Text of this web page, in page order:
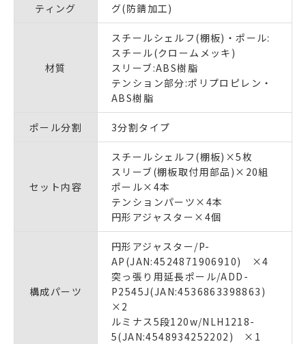
ティング
グ(防錆加工)
材質
スチールシェルフ(棚板)・ポール:
スチール(クロームメッキ)
スリーブ:ABS樹脂
テンション部分:ポリプロピレン・
ABS樹脂
ポール分割 3分割タイプ
セット内容
スチールシェルフ(棚板)×5枚
スリーブ(棚板取付用部品)×20組
ポール×4本
テンションパーツ×4本
円形アジャスター×4個
構成パーツ
円形アジャスター/P-
AP(JAN:4524871906910) ×4
突っ張り用延長ポール/ADD-
P2545J(JAN:4536863398863)
×2
ルミナス5段120w/NLH1218-
5(JAN:4548934252202) ×1